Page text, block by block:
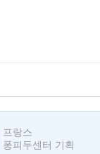
프랑스
퐁피두센터 기획